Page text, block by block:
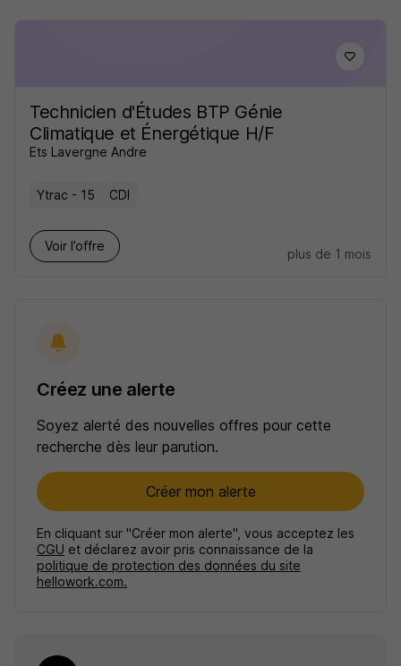
Technicien d'Études BTP Génie
Climatique et Énergétique H/F
Ets Lavergne Andre
Ytrac - 15 CDI
Voir l’offre
plus de 1 mois
Créez une alerte
Soyez alerté des nouvelles offres pour cette
recherche dès leur parution.
Créer mon alerte
En cliquant sur "Créer mon alerte", vous acceptez les
CGU et déclarez avoir pris connaissance de la
politique de protection des données du site
hellowork.com.